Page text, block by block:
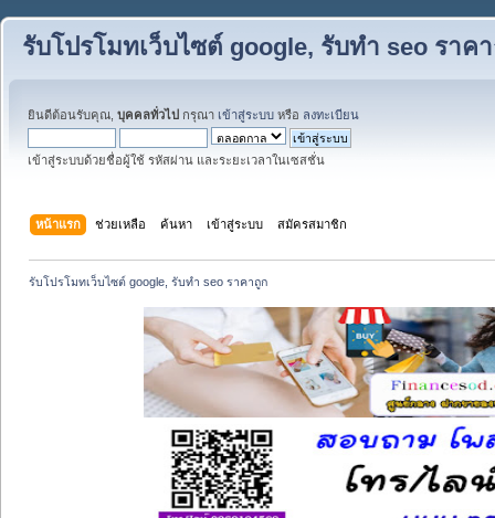
รับโปรโมทเว็บไซต์ google, รับทำ seo ราค
ยินดีต้อนรับคุณ, บุคคลทั่วไป กรุณา เข้าสู่ระบบ หรือ ลงทะเบียน
เข้าสู่ระบบด้วยชื่อผู้ใช้ รหัสผ่าน และระยะเวลาในเซสชั่น
หน้าแรก ช่วยเหลือ ค้นหา เข้าสู่ระบบ สมัครสมาชิก
รับโปรโมทเว็บไซต์ google, รับทำ seo ราคาถูก